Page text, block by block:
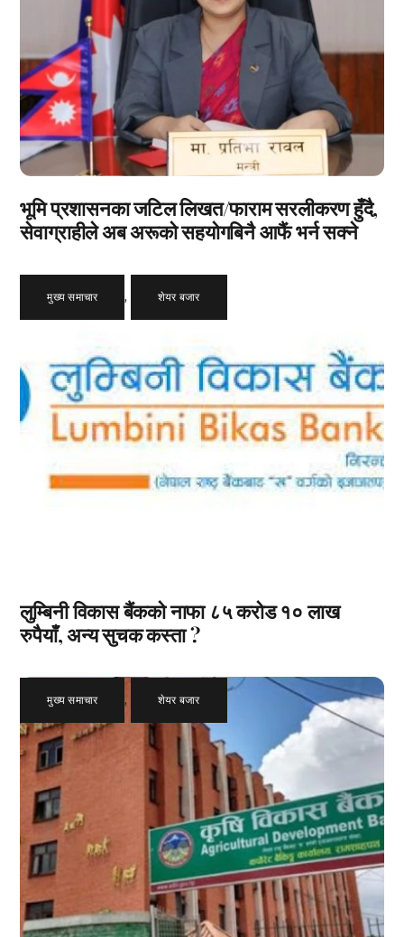
भूमि प्रशासनका जटिल लिखत/फाराम सरलीकरण हुँदै,
सेवाग्राहीले अब अरूको सहयोगबिनै आफैं भर्न सक्ने
मुख्य समाचार , शेयर बजार
लुम्बिनी विकास बैंकको नाफा ८५ करोड १० लाख
रुपैयाँ, अन्य सुचक कस्ता ?
मुख्य समाचार , शेयर बजार